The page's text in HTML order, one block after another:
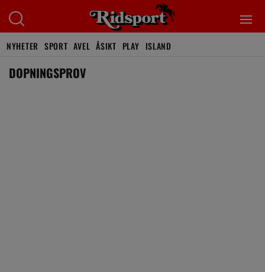
NYHETER SPORT AVEL ÅSIKT PLAY ISLAND
DOPNINGSPROV